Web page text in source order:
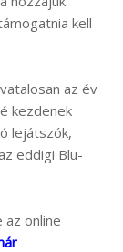
kell
az év
kezdenek
lejátszók,
eddigi Blu-
az online